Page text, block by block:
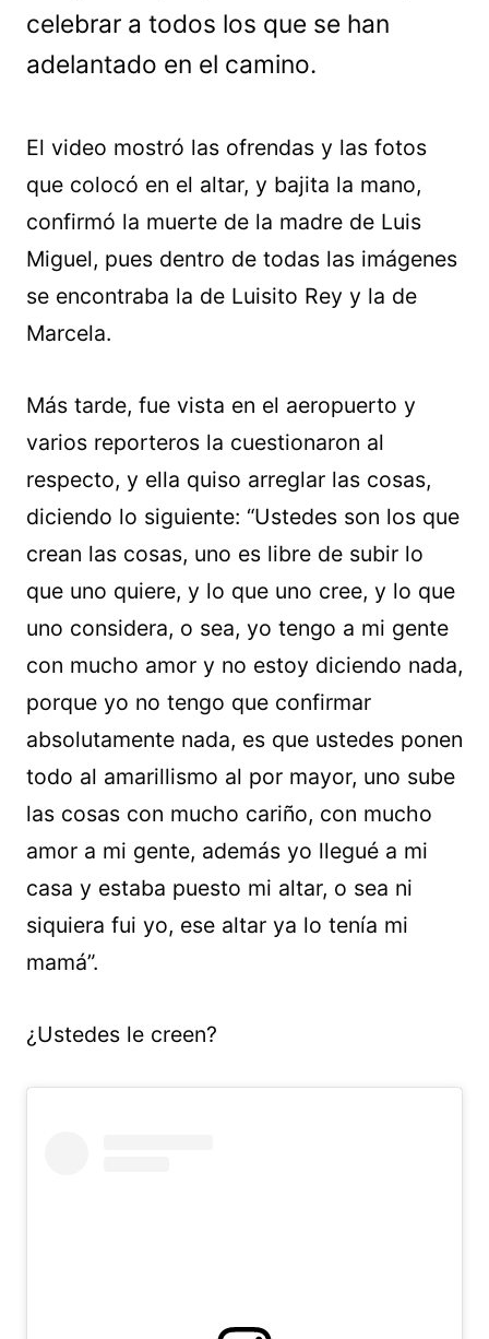
celebrar a todos los que se han
adelantado en el camino.
El video mostró las ofrendas y las fotos
que colocó en el altar, y bajita la mano,
confirmó la muerte de la madre de Luis
Miguel, pues dentro de todas las imágenes
se encontraba la de Luisito Rey y la de
Marcela.
Más tarde, fue vista en el aeropuerto y
varios reporteros la cuestionaron al
respecto, y ella quiso arreglar las cosas,
diciendo lo siguiente: “Ustedes son los que
crean las cosas, uno es libre de subir lo
que uno quiere, y lo que uno cree, y lo que
uno considera, o sea, yo tengo a mi gente
con mucho amor y no estoy diciendo nada,
porque yo no tengo que confirmar
absolutamente nada, es que ustedes ponen
todo al amarillismo al por mayor, uno sube
las cosas con mucho cariño, con mucho
amor a mi gente, además yo llegué a mi
casa y estaba puesto mi altar, o sea ni
siquiera fui yo, ese altar ya lo tenía mi
mamá”.
¿Ustedes le creen?